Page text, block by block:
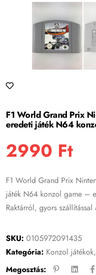
F1 World Grand Prix
eredeti játék N64
2990 Ft
F1 World Grand Prix
játék N64 konzol game –
Raktárról, gyors
SKU:0105972091435
Kategória: Konzol játékok,
Megosztás: